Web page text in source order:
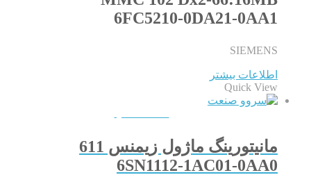
6FC5210-0DA21-0AA1
SIEMENS
اطلاعات بیشتر
Quick View
مانیتورینگ ماژول زیمنس 611
6SN1112-1AC01-0AA0